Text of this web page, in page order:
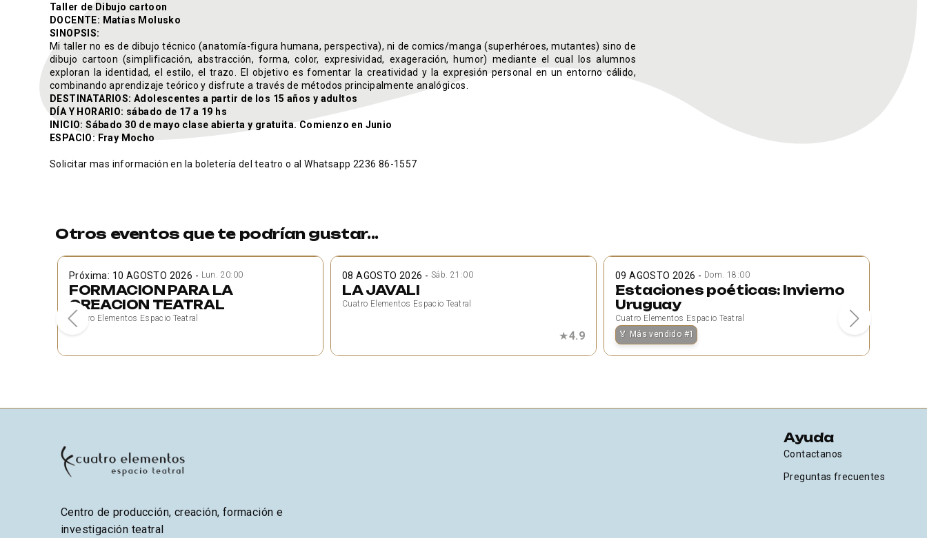
Taller de Dibujo cartoon
DOCENTE: Matías Molusko
SINOPSIS:
Mi taller no es de dibujo técnico (anatomía-figura humana, perspectiva), ni de comics/manga (superhéroes, mutantes) sino de
dibujo cartoon (simplificación, abstracción, forma, color, expresividad, exageración, humor) mediante el cual los alumnos
exploran la identidad, el estilo, el trazo. El objetivo es fomentar la creatividad y la expresión personal en un entorno cálido,
combinando aprendizaje teórico y disfrute a través de métodos principalmente analógicos.
DESTINATARIOS: Adolescentes a partir de los 15 años y adultos
DÍA Y HORARIO: sábado de 17 a 19 hs
INICIO: Sábado 30 de mayo clase abierta y gratuita. Comienzo en Junio
ESPACIO: Fray Mocho
Solicitar mas información en la boletería del teatro o al Whatsapp 2236 86-1557
Otros eventos que te podrían gustar...
Próxima: 10 AGOSTO 2026 - Lun. 20:00
FORMACION PARA LA
CREACION TEATRAL
Cuatro Elementos Espacio Teatral
08 AGOSTO 2026 - Sáb. 21:00
LA JAVALI
Cuatro Elementos Espacio Teatral
★4.9
09 AGOSTO 2026 - Dom. 18:00
Estaciones poéticas: Invierno
Uruguay
Cuatro Elementos Espacio Teatral
🏅 Más vendido#1
Centro de producción, creación, formación e
investigación teatral
Ayuda
Contactanos
Preguntas frecuentes